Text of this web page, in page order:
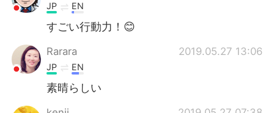
Português
JP EN
すごい行動力！😊
Rarara 2019.05.27 13:06
JP EN
素晴らしい